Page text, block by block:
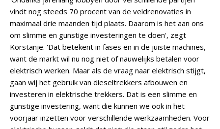
vindt nog steeds 70 procent van de veldrenovaties in
maximaal drie maanden tijd plaats. Daarom is het aan ons
om slimme en gunstige investeringen te doen', zegt
Korstanje. 'Dat betekent in fases en in de juiste machines,
want de markt wil nu nog niet of nauwelijks betalen voor
elektrisch werken. Maar als de vraag naar elektrisch stijgt,
gaan wij het gebruik van dieseltrekkers afbouwen en
investeren in elektrische trekkers. Dat is een slimme en
gunstige investering, want die kunnen we ook in het
voorjaar inzetten voor verschillende werkzaamheden. Voor